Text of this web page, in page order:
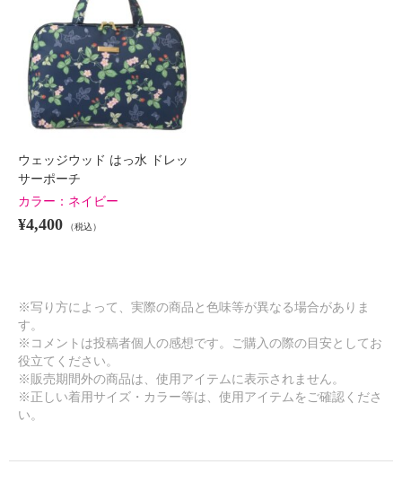
ウェッジウッド はっ水 ドレッ
サーポーチ
カラー： ネイビー
¥4,400 （税込）
※写り方によって、実際の商品と色味等が異なる場合がありま
す。
※コメントは投稿者個人の感想です。ご購入の際の目安としてお
役立てください。
※販売期間外の商品は、使用アイテムに表示されません。
※正しい着用サイズ・カラー等は、使用アイテムをご確認くださ
い。